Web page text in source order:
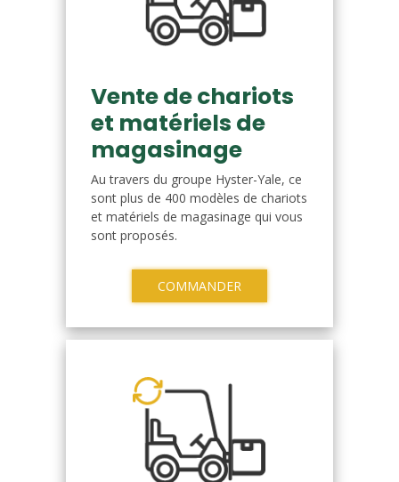
Vente de chariots
et matériels de
magasinage
Au travers du groupe Hyster-Yale, ce
sont plus de 400 modèles de chariots
et matériels de magasinage qui vous
sont proposés.
COMMANDER